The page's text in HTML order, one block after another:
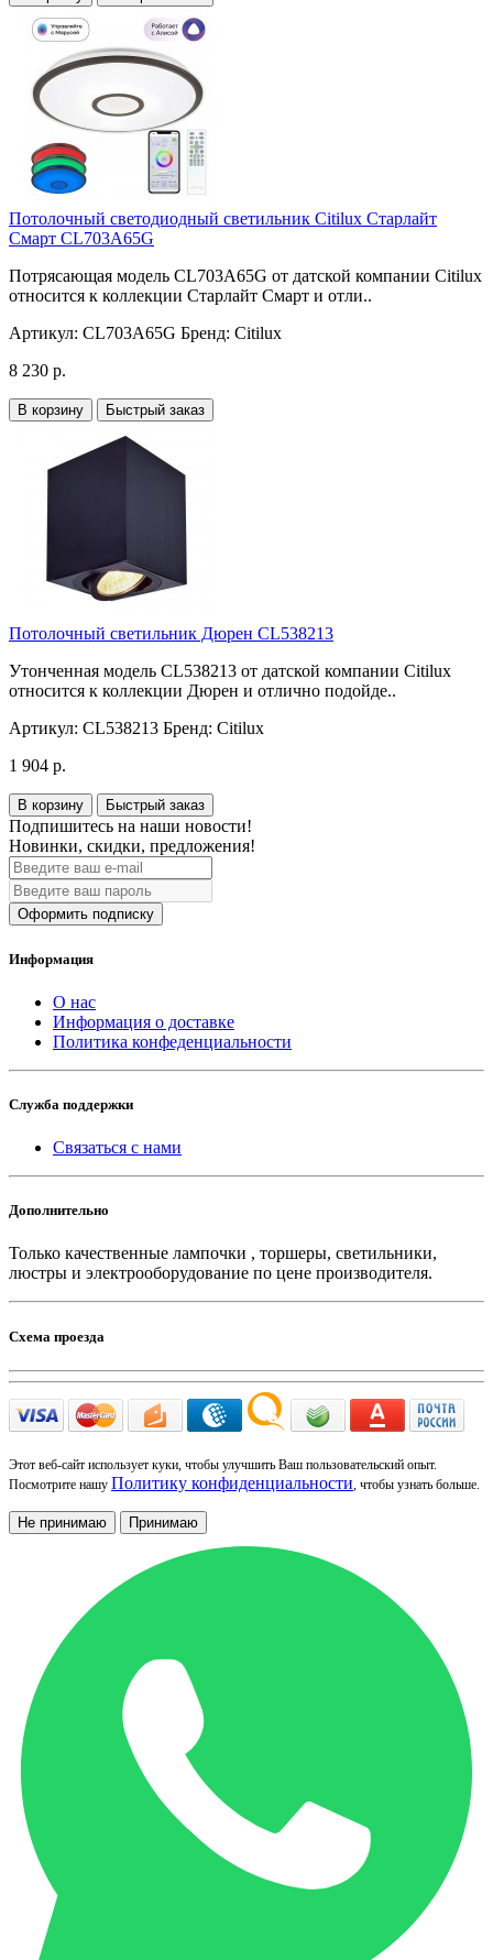
Потолочный светодиодный светильник Citilux Старлайт
Смарт CL703A65G
Потрясающая модель CL703A65G от датской компании Citilux
относится к коллекции Старлайт Смарт и отли..
Артикул: CL703A65G Бренд: Citilux
8 230 р.
В корзину Быстрый заказ
Потолочный светильник Дюрен CL538213
Утонченная модель CL538213 от датской компании Citilux
относится к коллекции Дюрен и отлично подойде..
Артикул: CL538213 Бренд: Citilux
1 904 р.
В корзину Быстрый заказ
Подпишитесь на наши новости!
Новинки, скидки, предложения!
Оформить подписку
Информация
О нас
Информация о доставке
Политика конфеденциальности
Служба поддержки
Связаться с нами
Дополнительно
Только качественные лампочки , торшеры, светильники,
люстры и электрооборудование по цене производителя.
Схема проезда
Этот веб-сайт использует куки, чтобы улучшить Ваш пользовательский опыт.
Посмотрите нашу Политику конфиденциальности, чтобы узнать больше.
Не принимаю Принимаю